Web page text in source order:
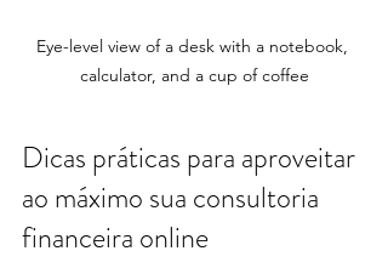
Eye-level view of a desk with a notebook,
calculator, and a cup of coffee
Dicas práticas para aproveitar
ao máximo sua consultoria
financeira online